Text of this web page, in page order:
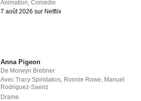
Animation,Comédie
7 août 2026 sur Netflix
Anna Pigeon
De Morwyn Brebner
AvecTracy Spiridakos Ronnie Rowe Manuel
Rodriguez-Saenz
Drame